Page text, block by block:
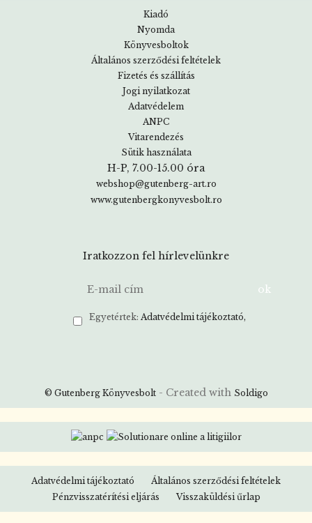
Kiadó
Nyomda
Könyvesboltok
Általános szerződési feltételek
Fizetés és szállítás
Jogi nyilatkozat
Adatvédelem
ANPC
Vitarendezés
Sütik használata
H-P, 7.00-15.00 óra
webshop@gutenberg-art.ro
www.gutenbergkonyvesbolt.ro
Iratkozzon fel hírlevelünkre
Egyetértek: Adatvédelmi tájékoztató
© Gutenberg Könyvesbolt- Created with Soldigo
Adatvédelmi tájékoztató
Általános szerződési feltételek
Pénzvisszatérítési eljárás
Visszaküldési űrlap